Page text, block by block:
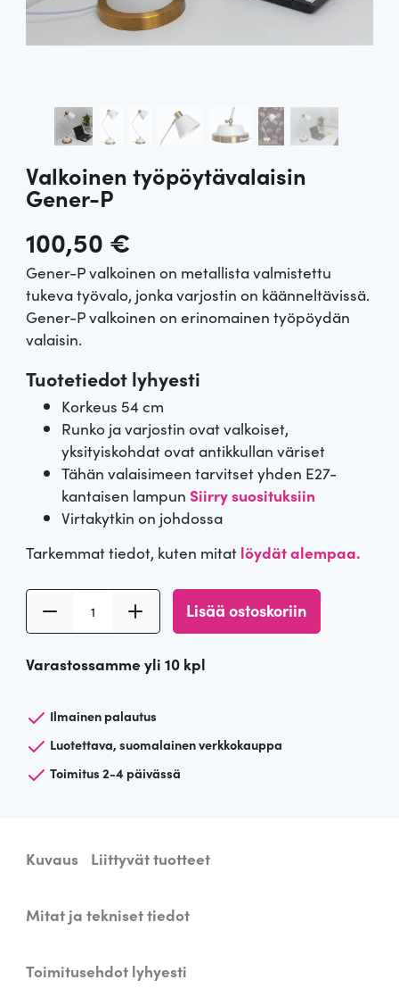
Valkoinen työpöytävalaisin
Gener-P
100,50 €
Gener-P valkoinen on metallista valmistettu
tukeva työvalo, jonka varjostin on käänneltävissä.
Gener-P valkoinen on erinomainen työpöydän
valaisin.
Tuotetiedot lyhyesti
Korkeus 54 cm
Runko ja varjostin ovat valkoiset,
yksityiskohdat ovat antikkullan väriset
Tähän valaisimeen tarvitset yhden E27-
kantaisen lampun Siirry suosituksiin
Virtakytkin on johdossa
Tarkemmat tiedot, kuten mitat löydät alempaa.
k
i
e
n
p
y
v
Lisää ostoskoriin
Varastossamme yli 10 kpl
Ilmainen palautus
Luotettava, suomalainen verkkokauppa
Toimitus 2-4 päivässä
Kuvaus Liittyvät tuotteet
Mitat ja tekniset tiedot
Toimitusehdot lyhyesti